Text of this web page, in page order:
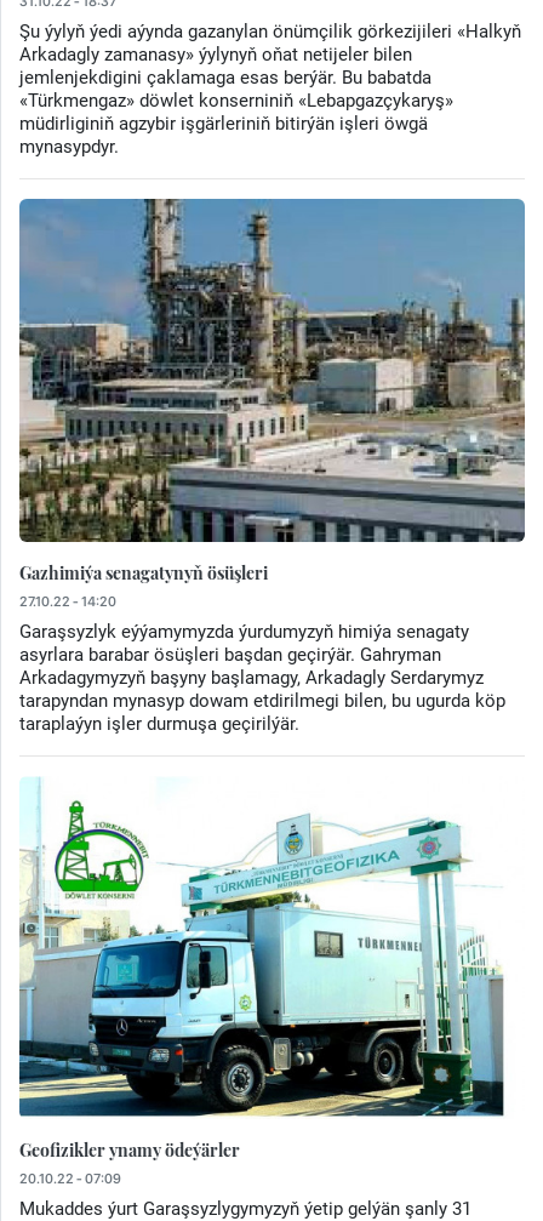
Şu ýylyň ýedi aýynda gazanylan önümçilik görkezijileri «Halkyň
Arkadagly zamanasy» ýylynyň oňat netijeler bilen
jemlenjekdigini çaklamaga esas berýär. Bu babatda
«Türkmengaz» döwlet konserniniň «Lebapgazçykaryş»
müdirliginiň agzybir işgärleriniň bitirýän işleri öwgä
mynasypdyr.
Gazhimiýa senagatynyň ösüşleri
27.10.22 - 14:20
Garaşsyzlyk eýýamymyzda ýurdumyzyň himiýa senagaty
asyrlara barabar ösüşleri başdan geçirýär. Gahryman
Arkadagymyzyň başyny başlamagy, Arkadagly Serdarymyz
tarapyndan mynasyp dowam etdirilmegi bilen, bu ugurda köp
taraplaýyn işler durmuşa geçirilýär.
Geofizikler ynamy ödeýärler
20.10.22 - 07:09
Mukaddes ýurt Garaşsyzlygymyzyň ýetip gelýän şanly 31